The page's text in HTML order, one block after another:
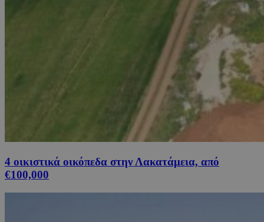
4 οικιστικά οικόπεδα στην Λακατάμεια, από
€100,000